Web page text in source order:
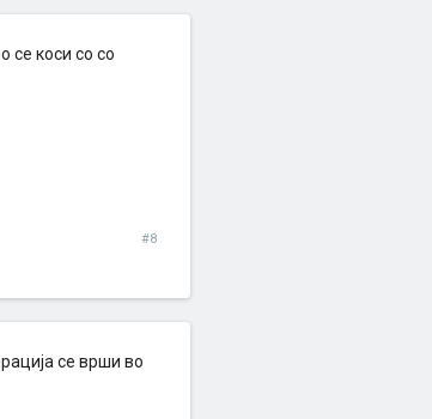
се коси со со
#8
се врши во